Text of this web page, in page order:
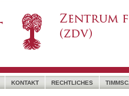
KONTAKT RECHTLICHES